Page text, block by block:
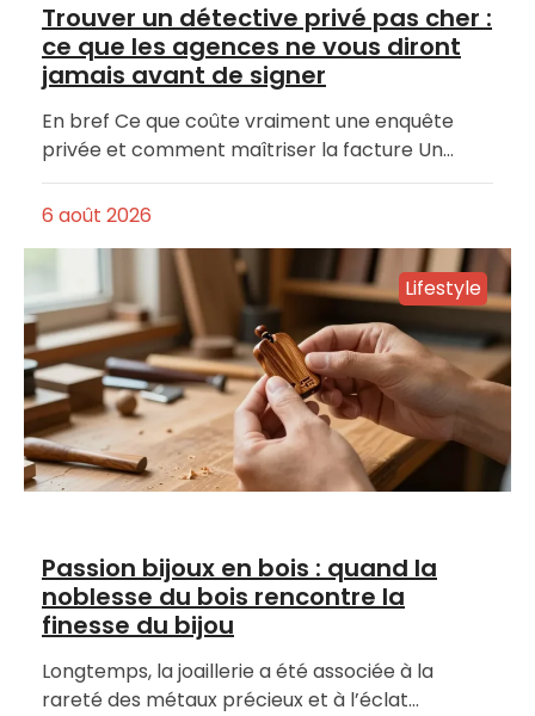
Trouver un détective privé pas cher :
ce que les agences ne vous diront
jamais avant de signer
En bref Ce que coûte vraiment une enquête
privée et comment maîtriser la facture Un…
6 août 2026
Lifestyle
Passion bijoux en bois : quand la
noblesse du bois rencontre la
finesse du bijou
Longtemps, la joaillerie a été associée à la
rareté des métaux précieux et à l’éclat…